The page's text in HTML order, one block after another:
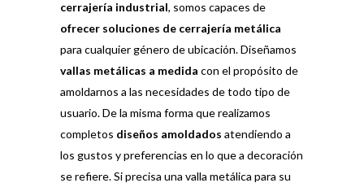
cerrajería industrial, somos capaces de
ofrecer soluciones de cerrajería metálica
para cualquier género de ubicación. Diseñamos
vallas metálicas a medida con el propósito de
amoldarnos a las necesidades de todo tipo de
usuario. De la misma forma que realizamos
completos diseños amoldados atendiendo a
los gustos y preferencias en lo que a decoración
se refiere. Si precisa una valla metálica para su